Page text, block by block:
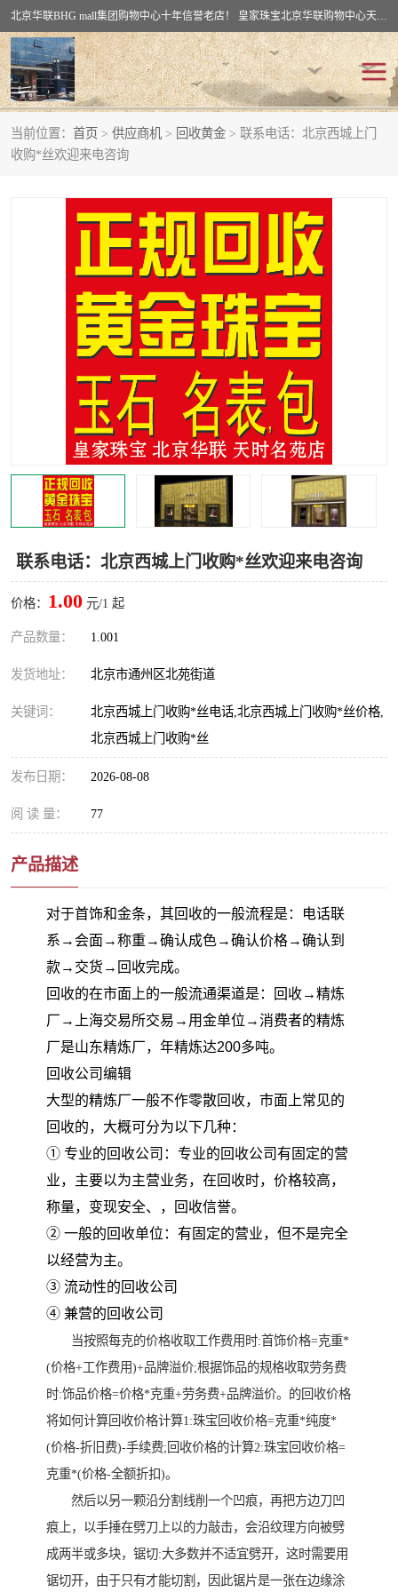
北京华联BHG mall集团购物中心十年信誉老店！ 皇家珠宝北京华联购物中心天时名苑店竭诚欢迎您。 北京市通州区（八通线）通州北苑地铁华联购物中心一层皇家珠宝 北京皇家珠宝通州黄金回收黄金首饰加工店（八通线: 通州北苑地铁华联店）：通州区通州北苑地铁华联购物中心一层皇家珠宝。
当前位置： 首页 > 供应商机 > 回收黄金 > 联系电话：北京西城上门
收购*丝欢迎来电咨询
联系电话：北京西城上门收购*丝欢迎来电咨询
价格： 1.00 元/1 起
产品数量： 1.001
发货地址： 北京市通州区北苑街道
关键词：
北京西城上门收购*丝电话,北京西城上门收购*丝价格,
北京西城上门收购*丝
发布日期： 2026-08-08
阅 读 量： 77
产品描述
对于首饰和金条，其回收的一般流程是：电话联
系→会面→称重→确认成色→确认价格→确认到
款→交货→回收完成。
回收的在市面上的一般流通渠道是：回收→精炼
厂→上海交易所交易→用金单位→消费者的精炼
厂是山东精炼厂，年精炼达200多吨。
回收公司编辑
大型的精炼厂一般不作零散回收，市面上常见的
回收的，大概可分为以下几种：
① 专业的回收公司：专业的回收公司有固定的营
业，主要以为主营业务，在回收时，价格较高，
称量，变现安全、，回收信誉。
② 一般的回收单位：有固定的营业，但不是完全
以经营为主。
③ 流动性的回收公司
④ 兼营的回收公司
当按照每克的价格收取工作费用时:首饰价格=克重*
(价格+工作费用)+品牌溢价;根据饰品的规格收取劳务费
时:饰品价格=价格*克重+劳务费+品牌溢价。的回收价格
将如何计算回收价格计算1:珠宝回收价格=克重*纯度*
(价格-折旧费)-手续费;回收价格的计算2:珠宝回收价格=
克重*(价格-全额折扣)。
然后以另一颗沿分割线削一个凹痕，再把方边刀凹
痕上，以手捶在劈刀上以的力敲击，会沿纹理方向被劈
成两半或多块，锯切:大多数并不适宜劈开，这时需要用
锯切开，由于只有才能切割，因此锯片是一张在边缘涂
回收黄金
回收钯金 回收钻石
回收翡翠玉石